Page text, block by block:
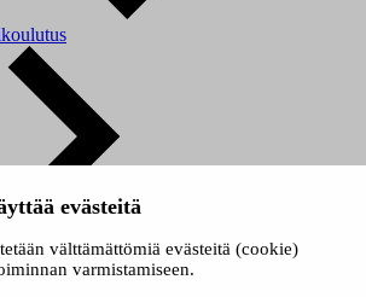
evästeitä
välttämättömiä evästeitä (cookie)
varmistamiseen.